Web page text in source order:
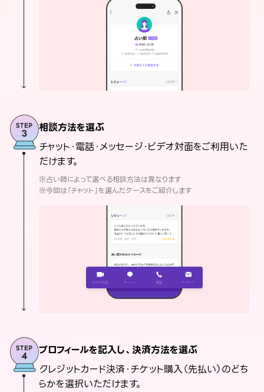
相談方法を選ぶ
チャット・電話・メッセージ・ビデオ対面をご利用いた
だけます。
※占い師によって選べる相談方法は異なります
※今回は「チャット」を選んだケースをご紹介します
プロフィールを記入し、決済方法を選ぶ
クレジットカード決済・チケット購入（先払い）のどち
らかを選択いただけます。